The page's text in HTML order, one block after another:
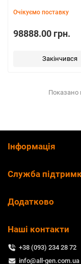
Очікуємо поставку
98888.00 грн.
Закінчився
Показано
Інформація
Служба
Додатково
Наші контакти
+38 (093) 234 28 72
info@all-gen.com.ua